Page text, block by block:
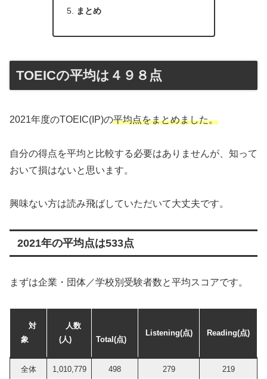
まとめ
TOEICの平均は４９８点
2021年度のTOEIC(IP)の平均点をまとめました。
自分の得点を平均と比較する必要はありませんが、知って
おいて損はないと思います。
興味ない方は読み飛ばしていただいて大丈夫です。
2021年の平均点は533点
まずは企業・団体／学校別受験者数と平均スコアです。
対
象
人数
(人)
Total(点)
Listening(点) Reading(点)
全体 1,010,779 498 279 219